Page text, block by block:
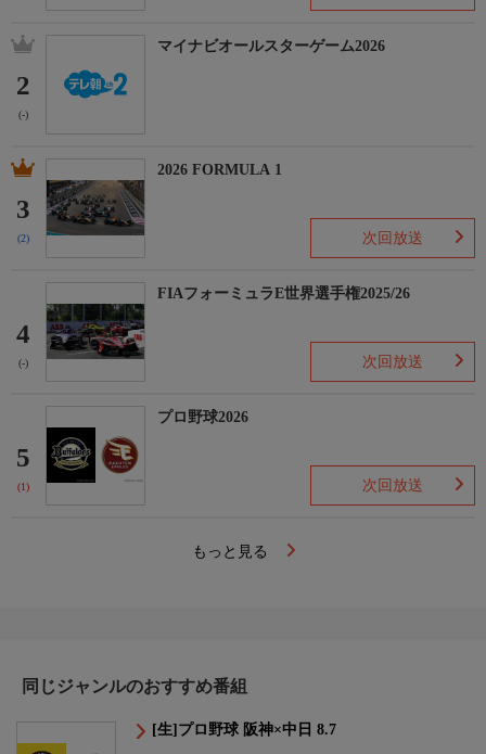
2
(-)
マイナビオールスターゲーム2026
3
(2)
2026 FORMULA 1
次回放送
4
(-)
FIAフォーミュラE世界選手権2025/26
次回放送
5
(1)
プロ野球2026
次回放送
もっと見る
同じジャンルのおすすめ番組
[生]プロ野球 阪神×中日 8.7